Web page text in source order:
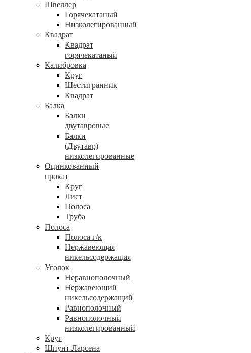
Швеллер
Горячекатаный
Низколегированный
Квадрат
Квадрат
горячекатаный
Калибровка
Круг
Шестигранник
Квадрат
Балка
Балки
двутавровые
Балки
(Двутавр)
низколегированные
Оцинкованный
прокат
Круг
Лист
Полоса
Труба
Полоса
Полоса г/к
Нержавеющая
никельсодержащая
Уголок
Неравнополочный
Нержавеющий
никельсодержащий
Равнополочный
Равнополочный
низколегированный
Круг
Шпунт Ларсена